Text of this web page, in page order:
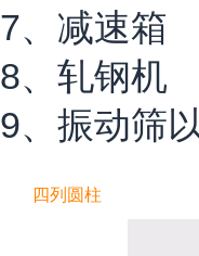
7、减速箱
8、轧钢机
9、振动筛
四列圆柱